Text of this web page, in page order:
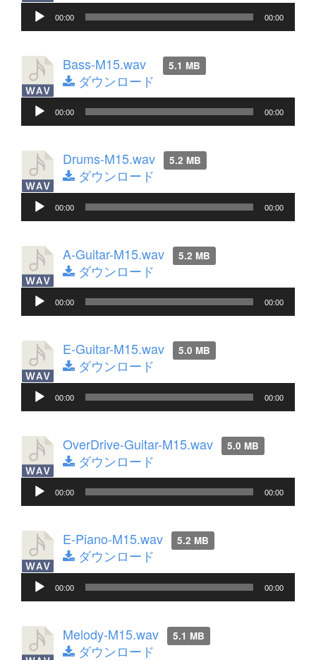
声
レ
ー
ヤ
00:00 00:00
Bass-M15.wav
ダウンロード
5.1 MB
声
レ
ー
ヤ
00:00 00:00
Drums-M15.wav
ダウンロード
5.2 MB
声
レ
ー
ヤ
00:00 00:00
A-Guitar-M15.wav
ダウンロード
5.2 MB
声
レ
ー
ヤ
00:00 00:00
E-Guitar-M15.wav
ダウンロード
5.0 MB
声
レ
ー
ヤ
00:00 00:00
OverDrive-Guitar-M15.wav
ダウンロード
5.0 MB
声
レ
ー
ヤ
00:00 00:00
E-Piano-M15.wav
ダウンロード
5.2 MB
声
レ
ー
00:00 00:00
Melody-M15.wav
ダウンロード
5.1 MB